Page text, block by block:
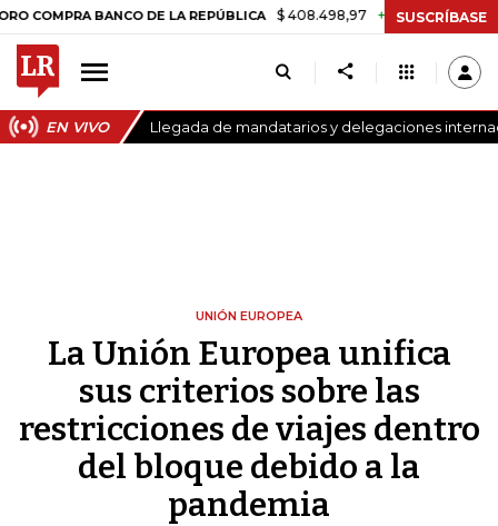
BANCO DE LA REPÚBLICA $ 408.498,97 +$ 8.753,81 +2,19%
SUSCRÍBASE
EN VIVO Llegada de mandatarios y delegaciones
UNIÓN EUROPEA
La Unión Europea unifica
sus criterios sobre las
restricciones de viajes dentro
del bloque debido a la
pandemia